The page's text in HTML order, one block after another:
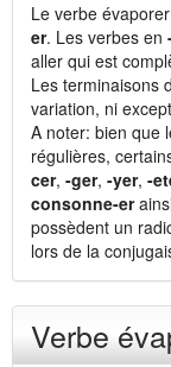
Le verbe
er. Les verbes en
aller qui est
Les terminaisons
variation, ni
A noter: bien que
régulières,
cer, -ger, -yer, -
consonne-er
possèdent un
lors de la
Verbe